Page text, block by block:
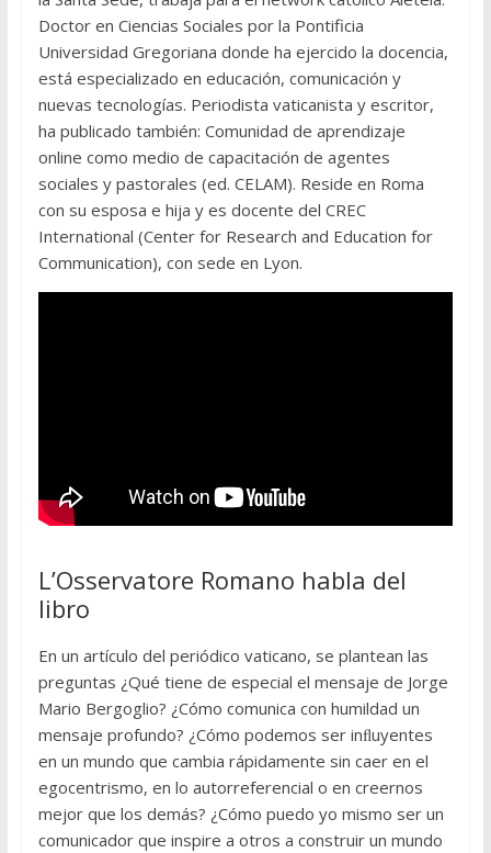
Doctor en Ciencias Sociales por la Pontificia
Universidad Gregoriana donde ha ejercido la docencia,
está especializado en educación, comunicación y
nuevas tecnologías. Periodista vaticanista y escritor,
ha publicado también: Comunidad de aprendizaje
online como medio de capacitación de agentes
sociales y pastorales (ed. CELAM). Reside en Roma
con su esposa e hija y es docente del CREC
International (Center for Research and Education for
Communication), con sede en Lyon.
L’Osservatore Romano habla del
libro
En un artículo del periódico vaticano, se plantean las
preguntas ¿Qué tiene de especial el mensaje de Jorge
Mario Bergoglio? ¿Cómo comunica con humildad un
mensaje profundo? ¿Cómo podemos ser inﬂuyentes
en un mundo que cambia rápidamente sin caer en el
egocentrismo, en lo autorreferencial o en creernos
mejor que los demás? ¿Cómo puedo yo mismo ser un
comunicador que inspire a otros a construir un mundo